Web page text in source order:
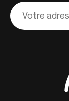
Adresse
courriel